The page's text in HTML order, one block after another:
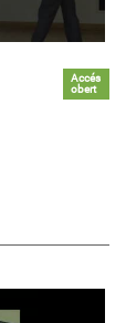
Accés
obert